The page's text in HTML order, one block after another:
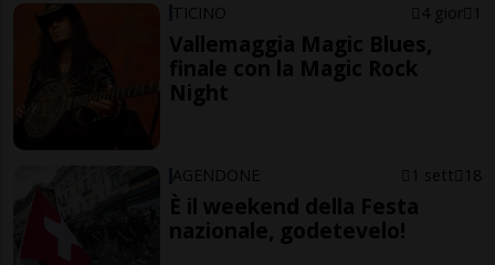
TICINO 4 gior 1
Vallemaggia Magic Blues,
finale con la Magic Rock
Night
AGENDONE 1 sett 18
È il weekend della Festa
nazionale, godetevelo!